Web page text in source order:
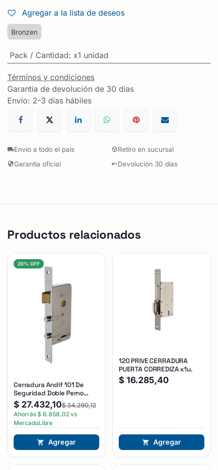
Agregar a la lista de deseos
Bronzen
Pack / Cantidad: x1 unidad
Términos y condiciones
Garantía de devolución de 30 días
Envío: 2-3 días hábiles
Envío a todo el país
Retiro en sucursal
Garantía oficial
Devolución 30 días
Productos relacionados
20% OFF
Cerradura Andif 101 De
Seguridad Doble Perno
Reforzada Plateado
$ 27.432,10$34.290,12
Ahorrás $ 6.858,02 vs
MercadoLibre
Agregar
120 PRIVE CERRADURA
PUERTA CORREDIZA x1u.
$ 16.285,40
Agregar